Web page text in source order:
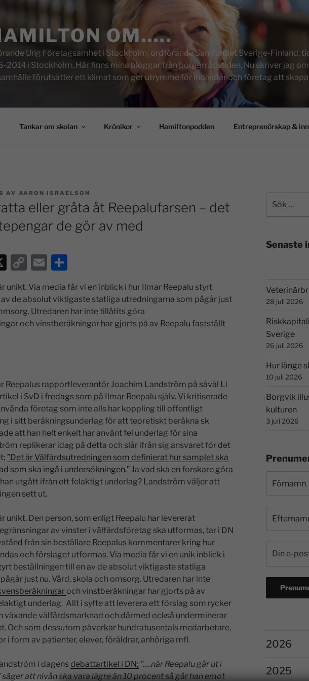
OM…..
Ung Företagsamhet i Stockholm, ordförande Samfundet Sverige-Finland,
2014 i Stockholm. Här finns mina bloggar från borgarrådstiden. Nu skriver jag
förutsätter ett klimat som ger utrymme för individer och företag att
Tankar om skolan Krönikor Hamiltonpodden Entreprenörskap &
AV AARON ISRAELSON
eller gråta åt Reepalufarsen – det
de gör av med
X
C
o
p
y
Li
E
m
ai
l
D
el
a
unikt. Via media får vi en inblick i hur Ilmar Reepalu styrt
de absolut viktigaste statliga utredningarna som pågår just
Utredaren har inte tillåtits göra
och vinstberäkningar har gjorts på av Reepalu fastställt
Reepalus rapportleverantör Joachim Landström på såväl Li
i SvD i fredagssom på Ilmar Reepalu själv. Vi kritiserade
företag som inte alls har koppling till offentligt
i sitt beräkningsunderlag för att teoretiskt beräkna sk
att han helt enkelt har använt fel underlag för sina
replikerar idag på detta och slår ifrån sig ansvaret för det
”Det är Välfärdsutredningen som definierat hur samplet ska
som ska ingå i undersökningen.”Ja vad ska en forskare göra
utgått ifrån ett felaktigt underlag? Landström väljer att
sett ut.
unikt. Den person, som enligt Reepalu har levererat
av vinster i välfärdsföretag ska utformas, tar i DN
från sin beställare Reepalus kommentarer kring hur
och förslaget utformas. Via media får vi en unik inblick i
beställningen till en av de absolut viktigaste statliga
just nu. Vård, skola och omsorg. Utredaren har inte
och vinstberäkningar har gjorts på av
underlag. Allt i syfte att leverera ett förslag som rycker
växande välfärdsmarknad och därmed också underminerar
Och som dessutom påverkar hundratusentals medarbetare,
i form av patienter, elever, föräldrar, anhöriga mfl.
i dagens debattartikel i DN; ”….när Reepalu går ut i
säger att nivån ska vara lägre än 10 procent så går han emot
Senaste
28 juli 2026
Sverige
26 juli 2026
Hur länge
10 juli 2026
Borgvik
kulturen
3 juli 2026
2026
2025